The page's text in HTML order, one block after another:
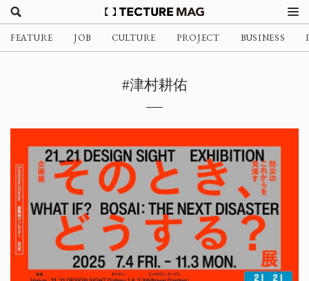
FEATURE JOB CULTURE PROJECT BUSINESS
#津村耕佑